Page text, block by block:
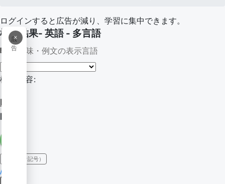
ログインすると広告が減り、学習に集中できます。
×
広
告
検索結果- 英語 - 多言語
意味・例文の表示言語
検索内容:
lady
lady
IPA（発音記号）
/ˈleɪdi/